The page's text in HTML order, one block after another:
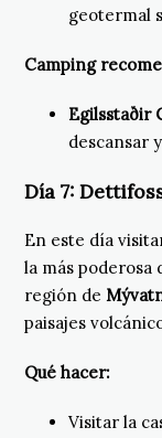
geotermal
Camping
Egilsstaðir
descansar
Día 7:
En este día
la más poderosa
región de
paisajes
Qué hacer:
Visitar la